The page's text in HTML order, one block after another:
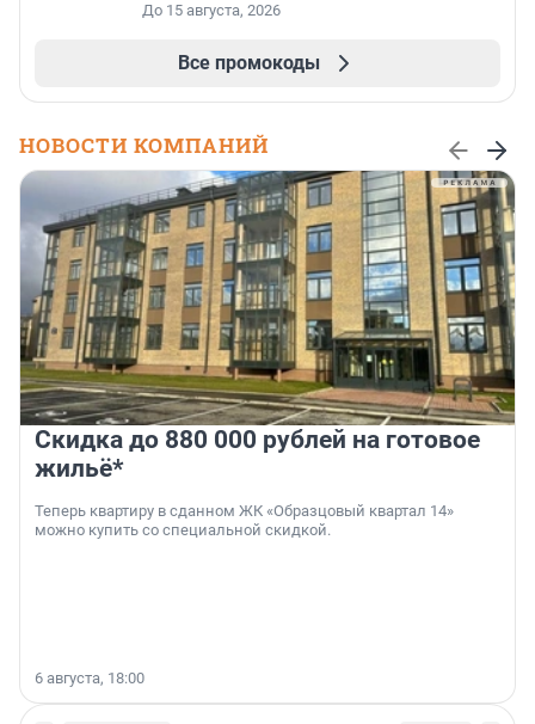
До 15 августа, 2026
Все промокоды
НОВОСТИ КОМПАНИЙ
Скидка до 880 000 рублей на готовое
жильё*
Теперь квартиру в сданном ЖК «Образцовый квартал 14»
можно купить со специальной скидкой.
6 августа, 18:00